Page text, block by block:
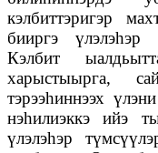
кэлбиттэригэр
бииргэ үлэлэһэр
Кэлбит
харыстыырга,
тэрээһиннээх
нэһилиэккэ ийэ
үлэлэһэр